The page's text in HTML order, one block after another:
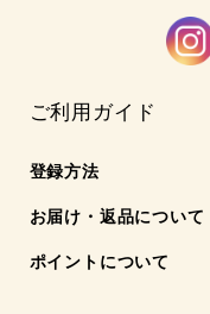
ご利用ガイド
登録方法
お届け・返品について
ポイントについて